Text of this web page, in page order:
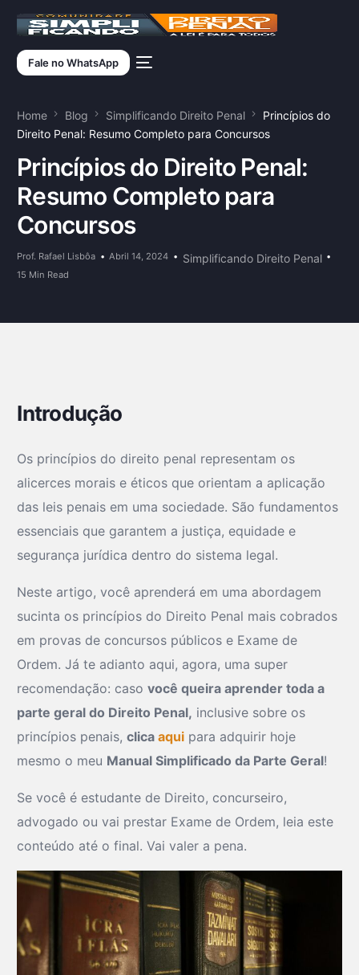
Fale no WhatsApp
Home Blog Simplificando Direito Penal
Princípios do
Direito Penal: Resumo Completo para Concursos
Princípios do Direito Penal:
Resumo Completo para
Concursos
Prof. Rafael Lisbôa Abril 14, 2024 Simplificando Direito Penal
15 Min Read
Introdução
Os princípios do direito penal representam os
alicerces morais e éticos que orientam a aplicação
das leis penais em uma sociedade. São fundamentos
essenciais que garantem a justiça, equidade e
segurança jurídica dentro do sistema legal.
Neste artigo, você aprenderá em uma abordagem
sucinta os princípios do Direito Penal mais cobrados
em provas de concursos públicos e Exame de
Ordem. Já te adianto aqui, agora, uma super
recomendação: casovocê queira aprender toda a
parte geral do Direito Penal, inclusive sobre os
princípios penais,clicaaqui para adquirir hoje
mesmo o meu Manual Simplificado da Parte Geral!
Se você é estudante de Direito, concurseiro,
advogado ou vai prestar Exame de Ordem, leia este
conteúdo até o final. Vai valer a pena.